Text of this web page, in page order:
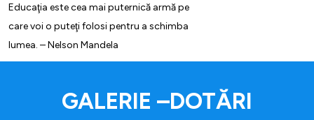
Educaţia este cea mai puternică armă pe
care voi o puteţi folosi pentru a schimba
lumea. – Nelson Mandela
GALERIE –DOTĂRI